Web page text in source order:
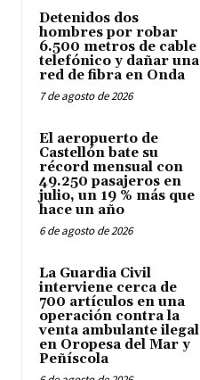
Detenidos dos
hombres por robar
6.500 metros de cable
telefónico y dañar una
red de fibra en Onda
7 de agosto de 2026
El aeropuerto de
Castellón bate su
récord mensual con
49.250 pasajeros en
julio, un 19 % más que
hace un año
6 de agosto de 2026
La Guardia Civil
interviene cerca de
700 artículos en una
operación contra la
venta ambulante ilegal
en Oropesa del Mar y
Peñíscola